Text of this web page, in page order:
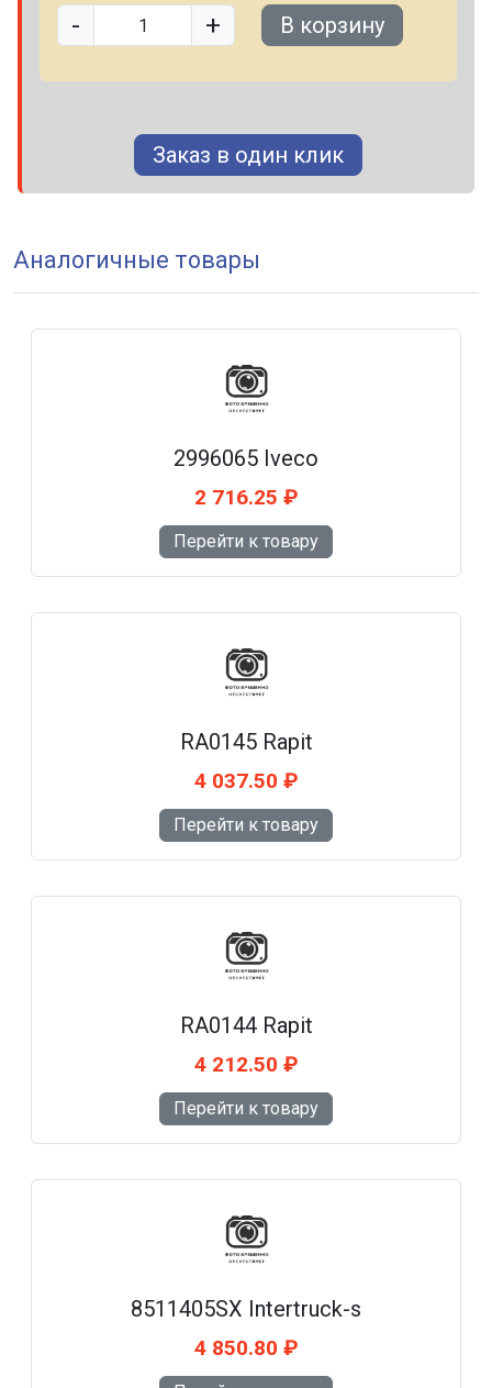
- + В корзину
Заказ в один клик
Аналогичные товары
2996065 Iveco
2 716.25 ₽
Перейти к товару
RA0145 Rapit
4 037.50 ₽
Перейти к товару
RA0144 Rapit
4 212.50 ₽
Перейти к товару
8511405SX Intertruck-s
4 850.80 ₽